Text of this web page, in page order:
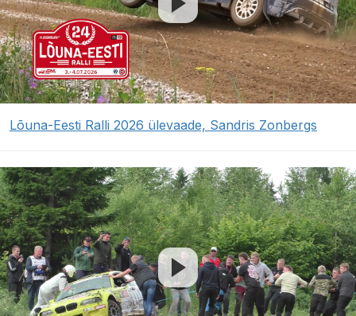
Lõuna-Eesti Ralli 2026 ülevaade, Sandris Zonbergs